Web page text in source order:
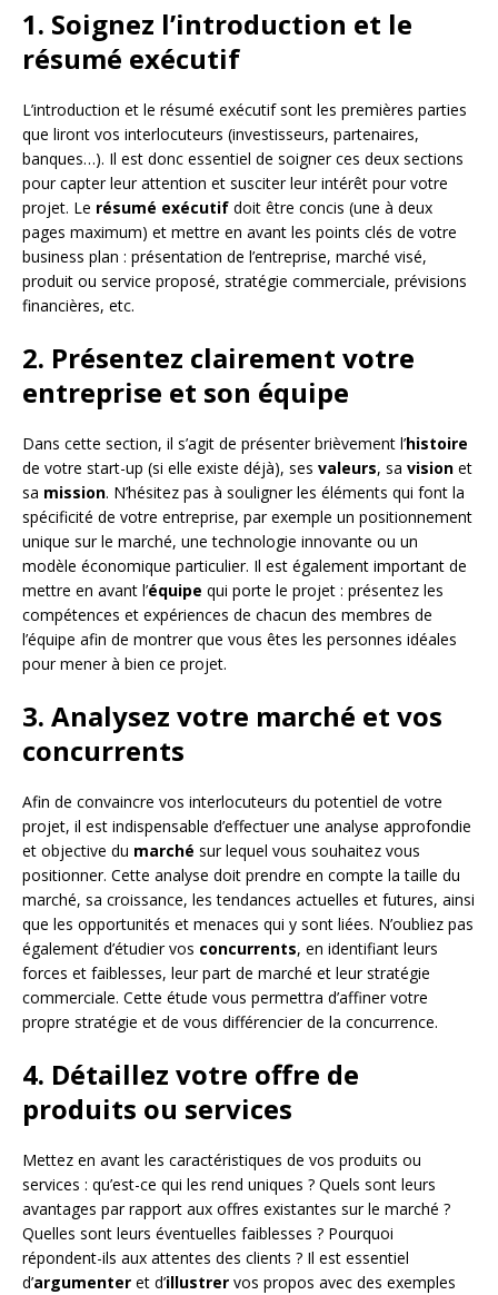
1. Soignez l’introduction et le
résumé exécutif
L’introduction et le résumé exécutif sont les premières parties
que liront vos interlocuteurs (investisseurs, partenaires,
banques…). Il est donc essentiel de soigner ces deux sections
pour capter leur attention et susciter leur intérêt pour votre
projet. Le résumé exécutif doit être concis (une à deux
pages maximum) et mettre en avant les points clés de votre
business plan : présentation de l’entreprise, marché visé,
produit ou service proposé, stratégie commerciale, prévisions
financières, etc.
2. Présentez clairement votre
entreprise et son équipe
Dans cette section, il s’agit de présenter brièvement l’histoire
de votre start-up (si elle existe déjà), ses valeurs, sa vision et
sa mission. N’hésitez pas à souligner les éléments qui font la
spécificité de votre entreprise, par exemple un positionnement
unique sur le marché, une technologie innovante ou un
modèle économique particulier. Il est également important de
mettre en avant l’équipe qui porte le projet : présentez les
compétences et expériences de chacun des membres de
l’équipe afin de montrer que vous êtes les personnes idéales
pour mener à bien ce projet.
3. Analysez votre marché et vos
concurrents
Afin de convaincre vos interlocuteurs du potentiel de votre
projet, il est indispensable d’effectuer une analyse approfondie
et objective du marché sur lequel vous souhaitez vous
positionner. Cette analyse doit prendre en compte la taille du
marché, sa croissance, les tendances actuelles et futures, ainsi
que les opportunités et menaces qui y sont liées. N’oubliez pas
également d’étudier vos concurrents, en identifiant leurs
forces et faiblesses, leur part de marché et leur stratégie
commerciale. Cette étude vous permettra d’affiner votre
propre stratégie et de vous différencier de la concurrence.
4. Détaillez votre offre de
produits ou services
Mettez en avant les caractéristiques de vos produits ou
services : qu’est-ce qui les rend uniques ? Quels sont leurs
avantages par rapport aux offres existantes sur le marché ?
Quelles sont leurs éventuelles faiblesses ? Pourquoi
répondent-ils aux attentes des clients ? Il est essentiel
d’argumenter et d’illustrer vos propos avec des exemples